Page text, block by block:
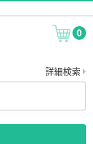
0
詳細検索